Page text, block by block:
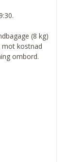
(8 kg)
mot kostnad
ombord.